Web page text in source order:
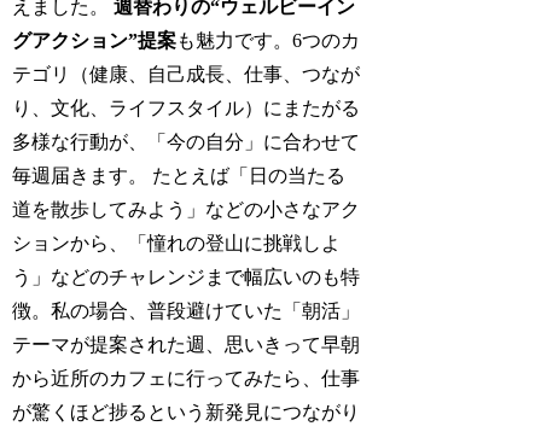
えました。週替わりの“ウェルビーイン
グアクション”提案も魅力です。6つのカ
テゴリ（健康、自己成長、仕事、つなが
り、文化、ライフスタイル）にまたがる
多様な行動が、「今の自分」に合わせて
毎週届きます。 たとえば「日の当たる
道を散歩してみよう」などの小さなアク
ションから、「憧れの登山に挑戦しよ
う」などのチャレンジまで幅広いのも特
徴。私の場合、普段避けていた「朝活」
テーマが提案された週、思いきって早朝
から近所のカフェに行ってみたら、仕事
が驚くほど捗るという新発見につながり